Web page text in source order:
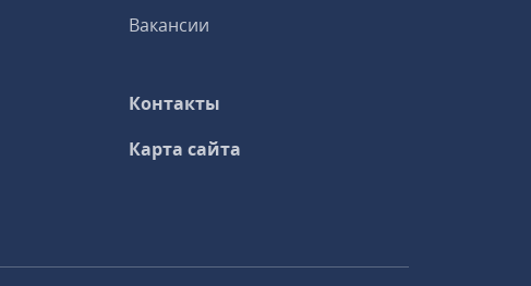
Вакансии
Контакты
Карта сайта